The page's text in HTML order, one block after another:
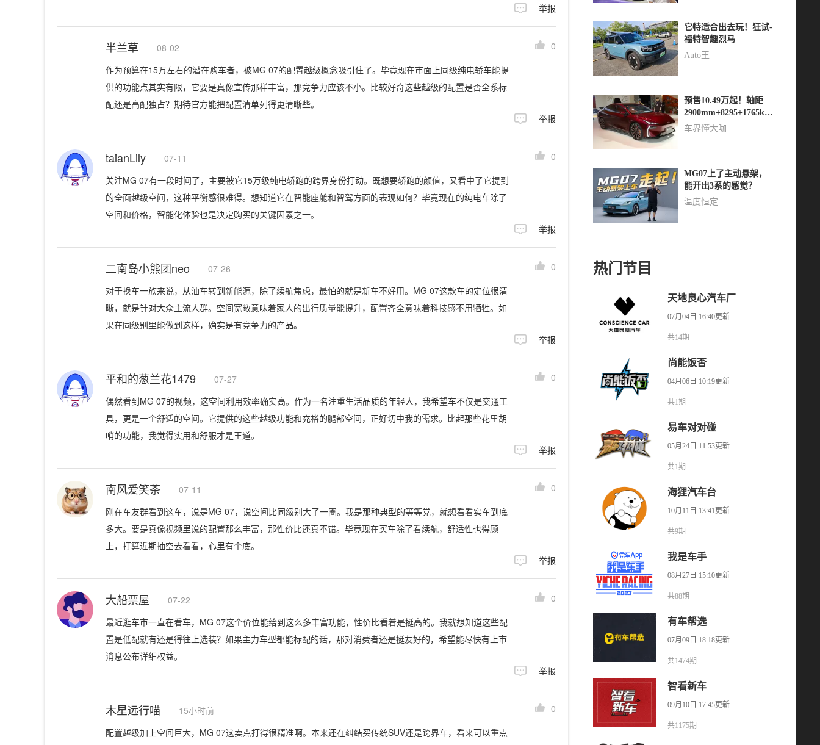
举报
半兰草 08-02
0
作为预算在15万左右的潜在购车者，被MG 07的配置越级概念吸引住了。毕竟现在市面上同级纯电轿车能提
供的功能点其实有限，它要是真像宣传那样丰富，那竞争力应该不小。比较好奇这些越级的配置是否全系标
配还是高配独占？期待官方能把配置清单列得更清晰些。
举报
taianLily 07-11
0
关注MG 07有一段时间了，主要被它15万级纯电轿跑的跨界身份打动。既想要轿跑的颜值，又看中了它提到
的全面越级空间，这种平衡感很难得。想知道它在智能座舱和智驾方面的表现如何？毕竟现在的纯电车除了
空间和价格，智能化体验也是决定购买的关键因素之一。
举报
二南岛小熊团neo 07-26
0
对于换车一族来说，从油车转到新能源，除了续航焦虑，最怕的就是新车不好用。MG 07这款车的定位很清
晰，就是针对大众主流人群。空间宽敞意味着家人的出行质量能提升，配置齐全意味着科技感不用牺牲。如
果在同级别里能做到这样，确实是有竞争力的产品。
举报
平和的葱兰花1479 07-27
0
偶然看到MG 07的视频，这空间利用效率确实高。作为一名注重生活品质的年轻人，我希望车不仅是交通工
具，更是一个舒适的空间。它提供的这些越级功能和充裕的腿部空间，正好切中我的需求。比起那些花里胡
哨的功能，我觉得实用和舒服才是王道。
举报
南风爱笑茶 07-11
0
刚在车友群看到这车，说是MG 07，说空间比同级别大了一圈。我是那种典型的等等党，就想看看实车到底
多大。要是真像视频里说的配置那么丰富，那性价比还真不错。毕竟现在买车除了看续航，舒适性也得顾
上，打算近期抽空去看看，心里有个底。
举报
大船票屋 07-22
0
最近逛车市一直在看车，MG 07这个价位能给到这么多丰富功能，性价比看着是挺高的。我就想知道这些配
置是低配就有还是得往上选装？如果主力车型都能标配的话，那对消费者还是挺友好的，希望能尽快有上市
消息公布详细权益。
举报
木星远行喵 15小时前
0
配置越级加上空间巨大，MG 07这卖点打得很精准啊。本来还在纠结买传统SUV还是跨界车，看来可以重点
它特适合出去玩！狂试-
福特智趣烈马
Auto王
预售10.49万起！轴距
2900mm+8295+1765km
续航，喜欢吗？
车界懂大咖
MG07上了主动悬架，
能开出3系的感觉？
温度恒定
热门节目
天地良心汽车厂
07月04日 16:40更新
共14期
尚能饭否
04月06日 10:19更新
共1期
易车对对碰
05月24日 11:53更新
共1期
海狸汽车台
10月11日 13:41更新
共9期
我是车手
08月27日 15:10更新
共88期
有车帮选
07月09日 18:18更新
共1474期
智看新车
09月10日 17:45更新
共1175期